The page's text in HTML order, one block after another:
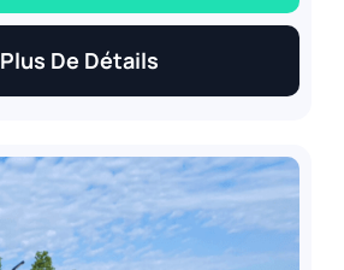
Plus De Détails